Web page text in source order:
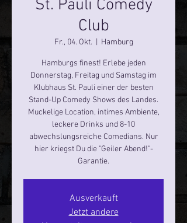
St. Pauli Comedy
Club
Fr., 04. Okt. Hamburg
Hamburgs finest! Erlebe jeden
Donnerstag, Freitag und Samstag im
Klubhaus St. Pauli einer der besten
Stand-Up Comedy Shows des Landes.
Muckelige Location, intimes Ambiente,
leckere Drinks und 8-10
abwechslungsreiche Comedians. Nur
hier kriegst Du die "Geiler Abend!"-
Garantie.
Ausverkauft
Jetzt andere